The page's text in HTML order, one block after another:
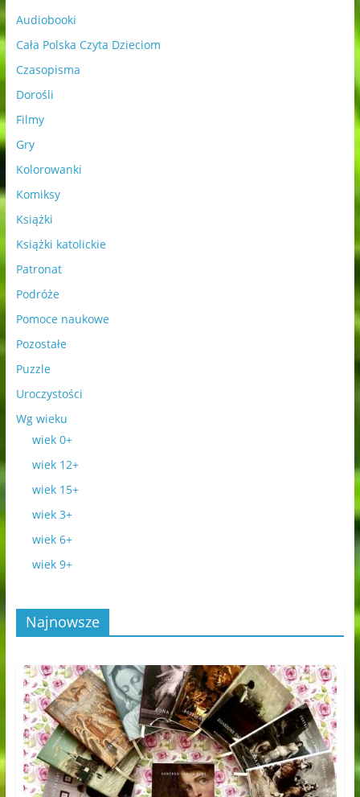
Audiobooki
Cała Polska Czyta Dzieciom
Czasopisma
Dorośli
Filmy
Gry
Kolorowanki
Komiksy
Książki
Książki katolickie
Patronat
Podróże
Pomoce naukowe
Pozostałe
Puzzle
Uroczystości
Wg wieku
wiek 0+
wiek 12+
wiek 15+
wiek 3+
wiek 6+
wiek 9+
Najnowsze